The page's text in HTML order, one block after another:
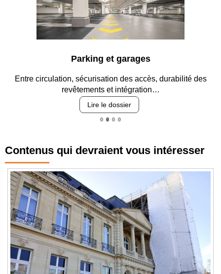
Parking et garages
Entre circulation, sécurisation des accès, durabilité des
revêtements et intégration…
Lire le dossier
Contenus qui devraient vous intéresser